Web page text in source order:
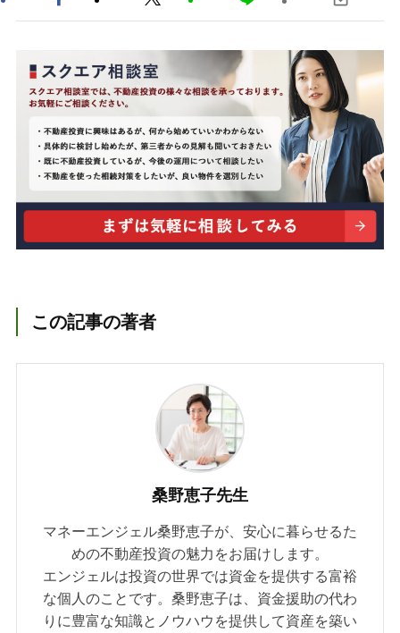
この記事の著者
桑野恵子先生
マネーエンジェル桑野恵子が、安心に暮らせるた
めの不動産投資の魅力をお届けします。
エンジェルは投資の世界では資金を提供する富裕
な個人のことです。桑野恵子は、資金援助の代わ
りに豊富な知識とノウハウを提供して資産を築い